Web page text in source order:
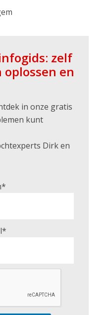
zelf
en
in onze gratis
kunt
Dirk en